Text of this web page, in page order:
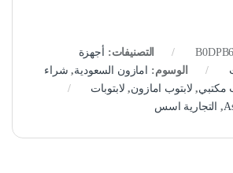
التصنيفات:
أجهزة
الوسوم: امازون السعودية, شراء
مكتبي, لابتوب امازون, لابتوبات
, التجارية اسس